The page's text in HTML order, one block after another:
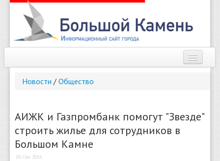
Новости
Справочник
Новости / Общество
АИЖК и Газпромбанк помогут "Звезде"
строить жилье для сотрудников в
Большом Камне
05 Сен 2016